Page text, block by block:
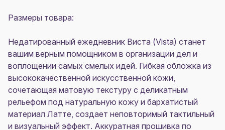
Размеры товара:
Недатированный ежедневник Виста (Vista) станет
вашим верным помощником в организации дел и
воплощении самых смелых идей. Гибкая обложка из
высококачественной искусственной кожи,
сочетающая матовую текстуру с деликатным
рельефом под натуральную кожу и бархатистый
материал Латте, создает неповторимый тактильный
и визуальный эффект. Аккуратная прошивка по